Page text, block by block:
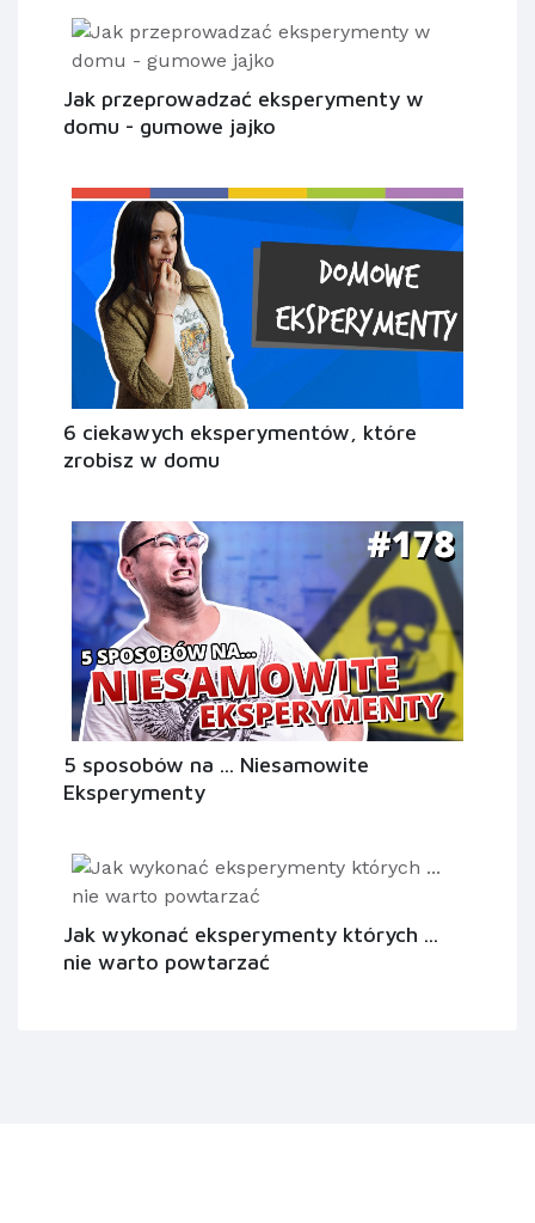
Jak przeprowadzać eksperymenty w
domu - gumowe jajko
6 ciekawych eksperymentów, które
zrobisz w domu
5 sposobów na ... Niesamowite
Eksperymenty
Jak wykonać eksperymenty których ...
nie warto powtarzać